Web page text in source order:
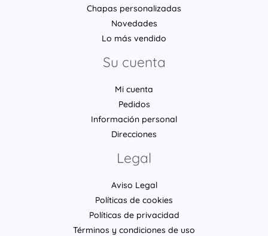
Chapas personalizadas
Novedades
Lo más vendido
Su cuenta
Mi cuenta
Pedidos
Información personal
Direcciones
Legal
Aviso Legal
Políticas de cookies
Políticas de privacidad
Términos y condiciones de uso